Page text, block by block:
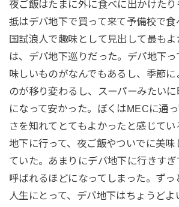
夜ご飯はたまに外に食べに出かけた
抵はデパ地下で買って来て予備校で
国試浪人で趣味として見出して最も
は、デパ地下巡りだった。デパ地下
味しいものがなんでもあるし、季節に
のが移り変わるし、スーパーみたい
になって安かった。ぼくはMECに通
さを知れてとてもよかったと感じて
地下に行って、夜ご飯やついでに美味
ていた。あまりにデパ地下に行きす
呼ばれるほどになってしまった。ずっ
人生にとって、デパ地下はちょうど